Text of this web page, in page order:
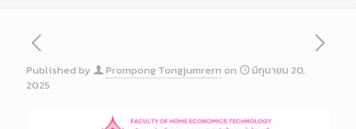
Published by Prompong Tongjumrern on
มิถุนายน 20,
2025